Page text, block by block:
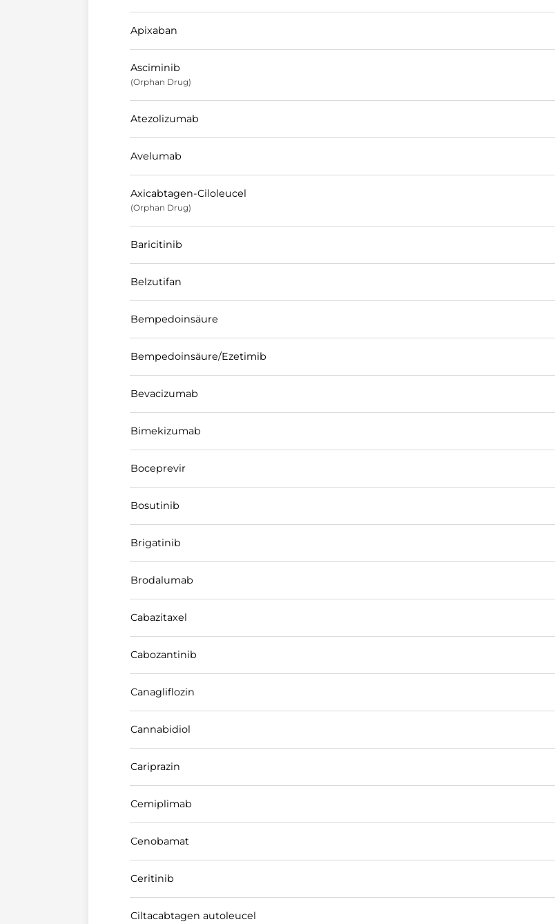
Apixaban
Asciminib
(Orphan Drug)
Atezolizumab
Avelumab
Axicabtagen-Ciloleucel
(Orphan Drug)
Baricitinib
Belzutifan
Bempedoinsäure
Bempedoinsäure/Ezetimib
Bevacizumab
Bimekizumab
Boceprevir
Bosutinib
Brigatinib
Brodalumab
Cabazitaxel
Cabozantinib
Canagliflozin
Cannabidiol
Cariprazin
Cemiplimab
Cenobamat
Ceritinib
Ciltacabtagen autoleucel